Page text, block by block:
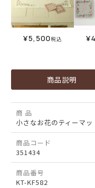
¥5,500税込 ¥
商品説明
商 品
小さなお花のティーマッ
商品コード
351434
商品番号
KT-KF582